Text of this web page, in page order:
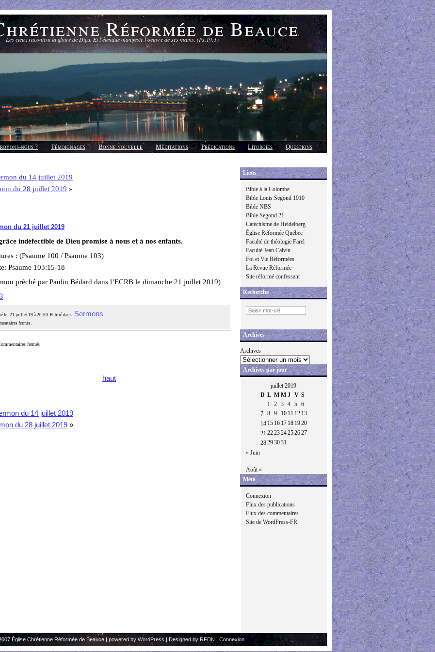
Réformée de Beauce
Les cieux racontent la gloire de Dieu. Et l'étendue manifeste l'oeuvre de ses mains. (Ps.19:1)
nous ? Témoignages Bonne nouvelle Méditations Prédications Liturgies
Questions
du 14 juillet 2019
du 28 juillet 2019 »
du 21 juillet 2019
indéfectible de Dieu promise à nous et à nos enfants.
: (Psaume 100 / Psaume 103)
Psaume 103:15-18
prêché par Paulin Bédard dans l’ECRB le dimanche 21 juillet 2019)
le: 21 juillet 19 à 20:50. Publié dans: Sermons.
fermés.
fermés
haut
du 14 juillet 2019
du 28 juillet 2019 »
Liens
Bible à la Colombe
Bible Louis Segond 1910
Bible NBS
Bible Segond 21
Catéchisme de Heidelberg
Église Réformée Québec
Faculté de théologie Farel
Faculté Jean Calvin
Foi et Vie Réformées
La Revue Réformée
Site réformé confessant
Recherche
Archives
Archives
Archives par jour
juillet 2019
D L M M J V S
1
2 3 4 5
6
7
8 9 10 11 12 13
14 15 16 17 18 1920
21 222324252627
28293031
« Juin
Août »
Méta
Connexion
Flux des publications
Flux des commentaires
Site de WordPress-FR
Église Chrétienne Réformée de Beauce | powered by WordPress | Designed byRFDN | Connexion